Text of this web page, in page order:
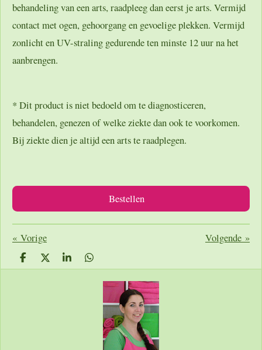
behandeling van een arts, raadpleeg dan eerst je arts. Vermijd
contact met ogen, gehoorgang en gevoelige plekken. Vermijd
zonlicht en UV-straling gedurende ten minste 12 uur na het
aanbrengen.
* Dit product is niet bedoeld om te diagnosticeren,
behandelen, genezen of welke ziekte dan ook te voorkomen.
Bij ziekte dien je altijd een arts te raadplegen.
Bestellen
« Vorige Volgende »
D
e
D
e
S
h
D
e